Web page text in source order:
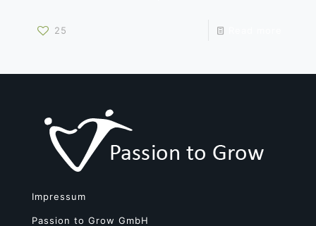
25
Impressum
Passion to Grow GmbH